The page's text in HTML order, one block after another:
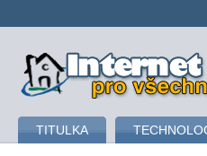
připojení k
TITULKA